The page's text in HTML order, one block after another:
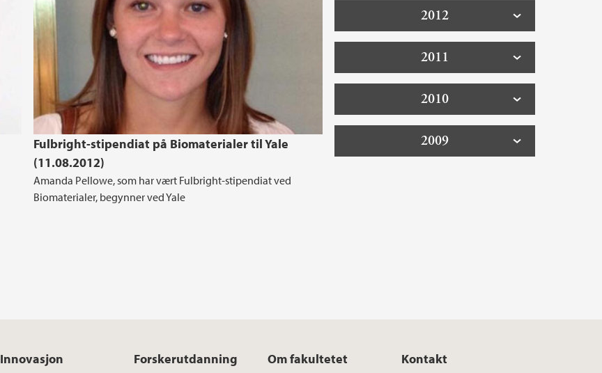
Fulbright-stipendiat på Biomaterialer til Yale
(11.08.2012)
Amanda Pellowe, som har vært Fulbright-stipendiat ved
Biomaterialer, begynner ved Yale
2012
2011
2010
2009
Innovasjon Forskerutdanning Om fakultetet Kontakt